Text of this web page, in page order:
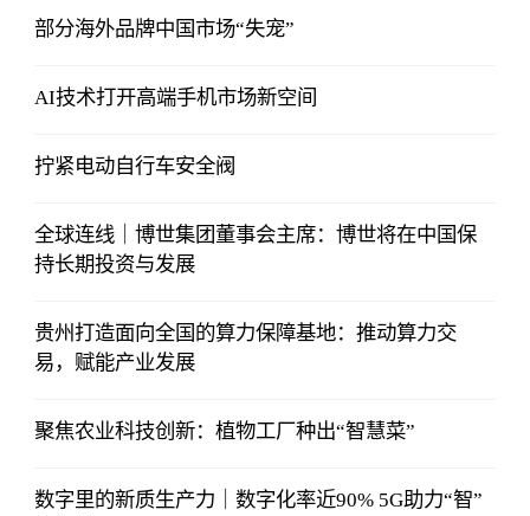
部分海外品牌中国市场“失宠”
AI技术打开高端手机市场新空间
拧紧电动自行车安全阀
全球连线｜博世集团董事会主席：博世将在中国保
持长期投资与发展
贵州打造面向全国的算力保障基地：推动算力交
易，赋能产业发展
聚焦农业科技创新：植物工厂种出“智慧菜”
数字里的新质生产力｜数字化率近90% 5G助力“智”